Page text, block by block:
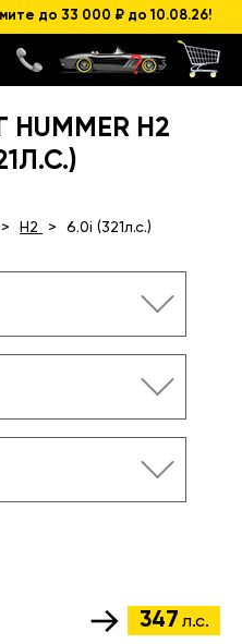
до 33 000 ₽ до 10.08.26!
H2
H2 6.0i (321л.с.)
347 л.с.